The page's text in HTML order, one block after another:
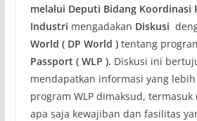
melalui Deputi Bidang Koordinasi
Industri mengadakan Diskusi
World ( DP World ) tentang
Passport ( WLP ). Diskusi ini
mendapatkan informasi yang
program WLP dimaksud,
apa saja kewajiban dan fasilitas